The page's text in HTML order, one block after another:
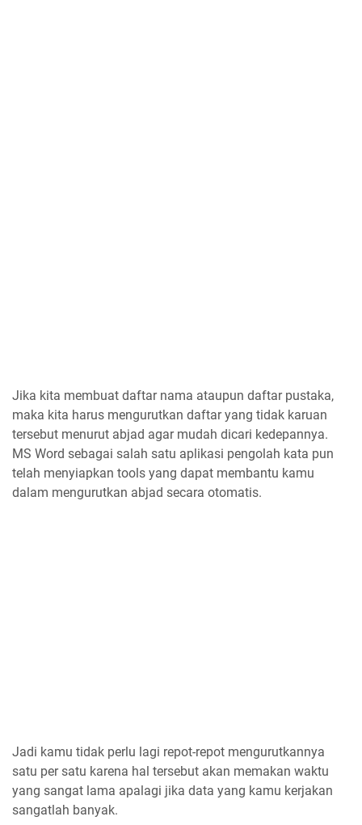
Jika kita membuat daftar nama ataupun daftar pustaka,
maka kita harus mengurutkan daftar yang tidak karuan
tersebut menurut abjad agar mudah dicari kedepannya.
MS Word sebagai salah satu aplikasi pengolah kata pun
telah menyiapkan tools yang dapat membantu kamu
dalam mengurutkan abjad secara otomatis.
Jadi kamu tidak perlu lagi repot-repot mengurutkannya
satu per satu karena hal tersebut akan memakan waktu
yang sangat lama apalagi jika data yang kamu kerjakan
sangatlah banyak.